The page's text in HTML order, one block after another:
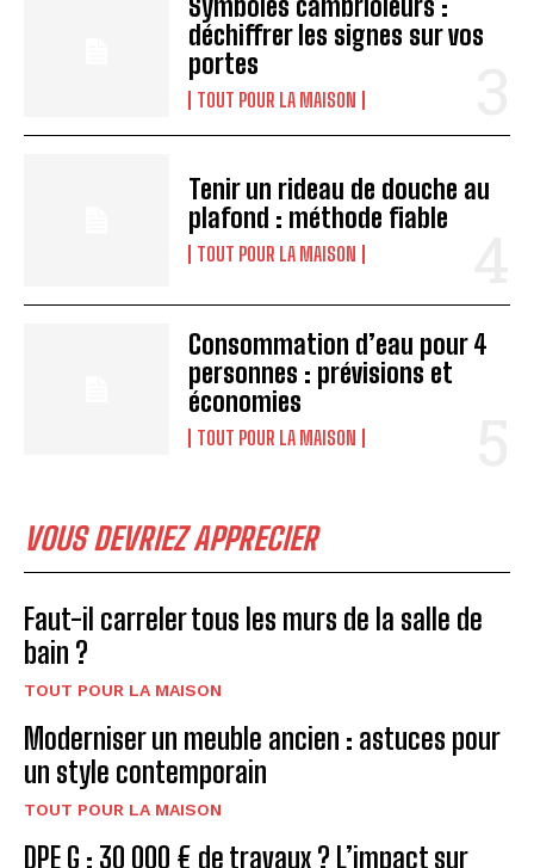
Peindre les moulures de la même couleur
que les murs... bonne ou mauvaise idée ?
Symboles cambrioleurs :
déchiffrer les signes sur vos
portes
TOUT POUR LA MAISON
Tenir un rideau de douche au
plafond : méthode fiable
TOUT POUR LA MAISON
Consommation d’eau pour 4
personnes : prévisions et
économies
TOUT POUR LA MAISON
VOUS DEVRIEZ APPRECIER
Faut-il carreler tous les murs de la salle de
bain ?
TOUT POUR LA MAISON
Moderniser un meuble ancien : astuces pour
un style contemporain
TOUT POUR LA MAISON
DPE G : 30 000 € de travaux ? L’impact sur